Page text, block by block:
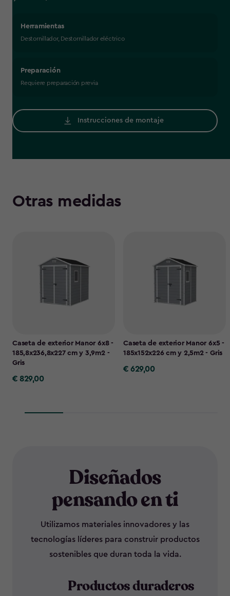
Herramientas
Destornillador, Destornillador eléctrico
Preparación
Requiere preparación previa
Instrucciones de montaje
Otras medidas
Caseta de exterior Manor 6x8 -
185,8x236,8x227 cm y 3,9m2 -
Gris
€
€ 829,00
Caseta de exterior Manor 6x5 -
185x152x226 cm y 2,5m2 - Gris
€
€ 629,00
Diseñados
pensando en ti
Utilizamos materiales innovadores y las
tecnologías líderes para construir productos
sostenibles que duran toda la vida.
Productos duraderos